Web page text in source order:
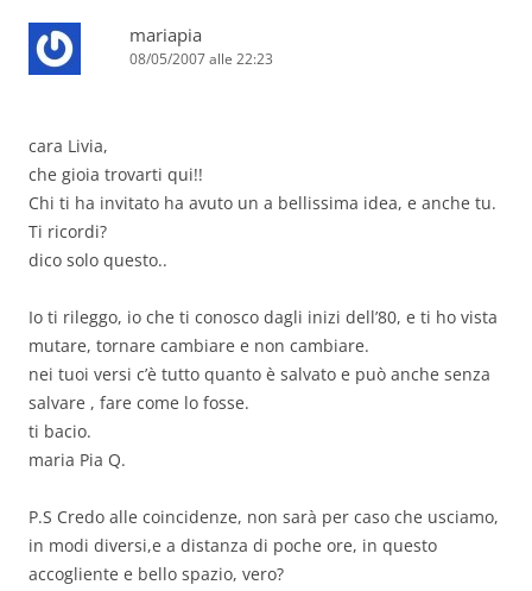
mariapia
08/05/2007 alle 22:23
cara Livia,
che gioia trovarti qui!!
Chi ti ha invitato ha avuto un a bellissima idea, e anche tu.
Ti ricordi?
dico solo questo..
Io ti rileggo, io che ti conosco dagli inizi dell’80, e ti ho vista
mutare, tornare cambiare e non cambiare.
nei tuoi versi c’è tutto quanto è salvato e può anche senza
salvare , fare come lo fosse.
ti bacio.
maria Pia Q.
P.S Credo alle coincidenze, non sarà per caso che usciamo,
in modi diversi,e a distanza di poche ore, in questo
accogliente e bello spazio, vero?